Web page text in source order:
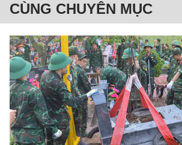
CÙNG CHUYÊN MỤC